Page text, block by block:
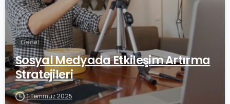
Genel
Sosyal Medyada Etkileşim Artırma
Stratejileri
1 Temmuz 2025